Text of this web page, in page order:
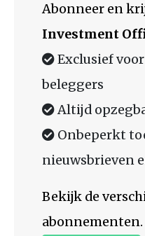
Abonneer en
Investment
Exclusief
beleggers
Altijd
Onbeperkt
nieuwsbrieven
Bekijk de
abonnementen.